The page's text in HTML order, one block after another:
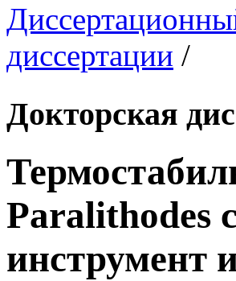
диссертации /
Докторская
Paralithodes
инструмент